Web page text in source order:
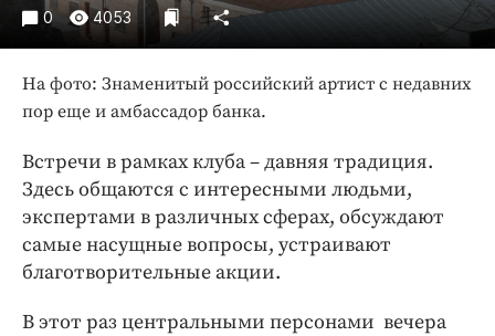
Издания
Медиаперсона
Интересное чтиво
Клиника года
Бренд года
Работодатель года
0 4053
На фото: Знаменитый российский артист с недавних
пор еще и амбассадор банка.
Встречи в рамках клуба – давняя традиция.
Здесь общаются с интересными людьми,
экспертами в различных сферах, обсуждают
самые насущные вопросы, устраивают
благотворительные акции.
В этот раз центральными персонами вечера